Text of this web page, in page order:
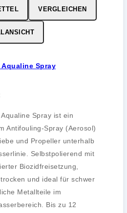
VERGLEICHEN
Aqualine Spray
Spray ist ein
Antifouling-Spray (Aerosol)
und Propeller unterhalb
Selbstpolierend mit
Biozidfreisetzung,
und ideal für schwer
Metallteile im
Bis zu 12